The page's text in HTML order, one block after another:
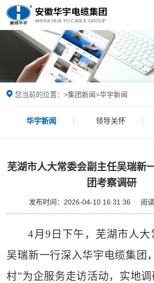
您当前的位置：>集团新闻>华宇新闻
华宇新闻 领导关怀
芜湖市人大常委会副主任吴瑞新
团考察调研
发布时间： 2026-04-10 16:31:36 阅
4月9日下午，芜湖市人
吴瑞新一行深入华宇电缆集团
村”为企服务走访活动，实地